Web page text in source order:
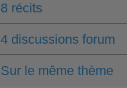
8 récits
4 discussions forum
Sur le même thème